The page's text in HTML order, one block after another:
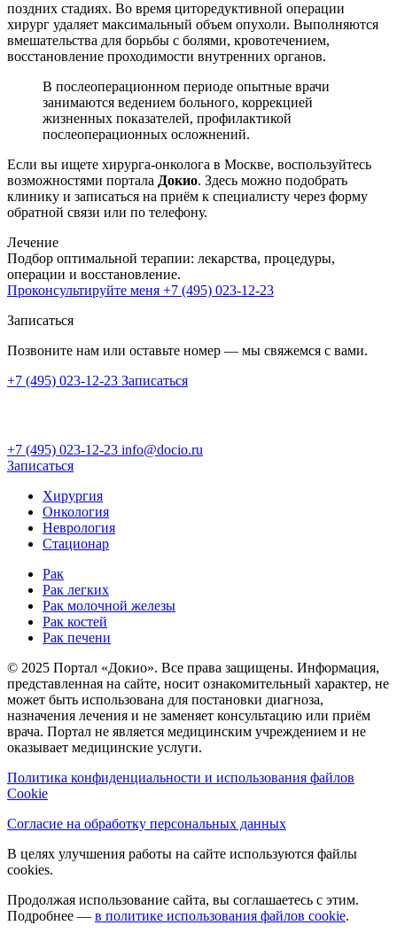
поздних стадиях. Во время циторедуктивной операции
хирург удаляет максимальный объем опухоли. Выполняются
вмешательства для борьбы с болями, кровотечением,
восстановление проходимости внутренних органов.
В послеоперационном периоде опытные врачи
занимаются ведением больного, коррекцией
жизненных показателей, профилактикой
послеоперационных осложнений.
Если вы ищете хирурга-онколога в Москве, воспользуйтесь
возможностями портала Докио. Здесь можно подобрать
клинику и записаться на приём к специалисту через форму
обратной связи или по телефону.
Лечение
Подбор оптимальной терапии: лекарства, процедуры,
операции и восстановление.
Проконсультируйте меня +7 (495) 023-12-23
Записаться
Позвоните нам или оставьте номер — мы свяжемся с вами.
+7 (495) 023-12-23 Записаться
+7 (495) 023-12-23 info@docio.ru
Записаться
Хирургия
Онкология
Неврология
Стационар
Рак
Рак легких
Рак молочной железы
Рак костей
Рак печени
© 2025 Портал «Докио». Все права защищены. Информация,
представленная на сайте, носит ознакомительный характер, не
может быть использована для постановки диагноза,
назначения лечения и не заменяет консультацию или приём
врача. Портал не является медицинским учреждением и не
оказывает медицинские услуги.
Политика конфиденциальности и использования файлов
Cookie
Согласие на обработку персональных данных
В целях улучшения работы на сайте используются файлы
cookies.
Продолжая использование сайта, вы соглашаетесь с этим.
Подробнее — в политике использования файлов cookie.